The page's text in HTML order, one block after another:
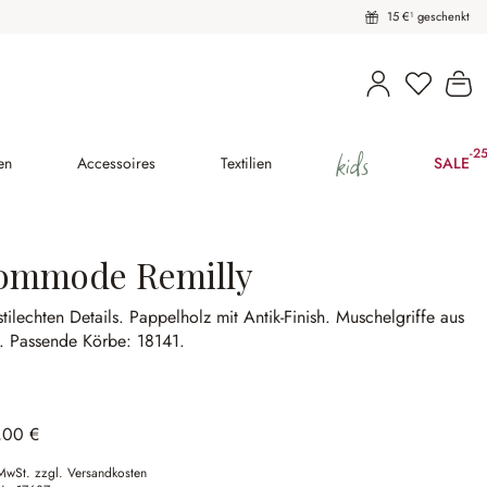
15 €¹ geschenkt
Du hast
Accessoires Textilien kids SALE-
Remilly
Details. Pappelholz mit Antik-Finish.Muschelgriffe aus
Passende Körbe: 18141.
€
zzgl. Versandkosten